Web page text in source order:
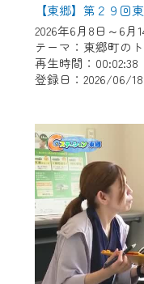
【東郷】第２９回
2026年6月8日～6月
テーマ：東郷町の
再生時間：00:02:38
登録日：2026/06/18
※マイページへ
要となります。
※MyIDとは、
各種サービスを
で設定できます。
（Gmailや
スでも作成可能
※マイページへ
録はこちらから
※CCNetアプリ
ご視聴いただ